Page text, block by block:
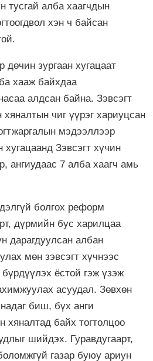
тусгай алба хаагчдын
хэн ч байсан
дөчин зургаан хугацаат
хааж байхдаа
алдсан байна. Зэвсэгт
чиг үүрэг хариуцсан
мэдээллээр
Зэвсэгт хүчин
ангиудаас 7 алба хаагч амь
болгох реформ
дүрмийн бус харилцаа
дарагдуулсан албан
мөн зэвсэгт хүчнээс
ёстой гэж үзэж
асуудал. Зөвхөн
биш, бүх анги
хяналтад байх тогтолцоо
шийдэх. Гуравдугаарт,
газар буюу ариун